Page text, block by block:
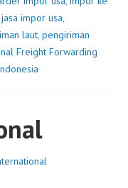
jasa impor usa,
laut, pengiriman
Freight Forwarding